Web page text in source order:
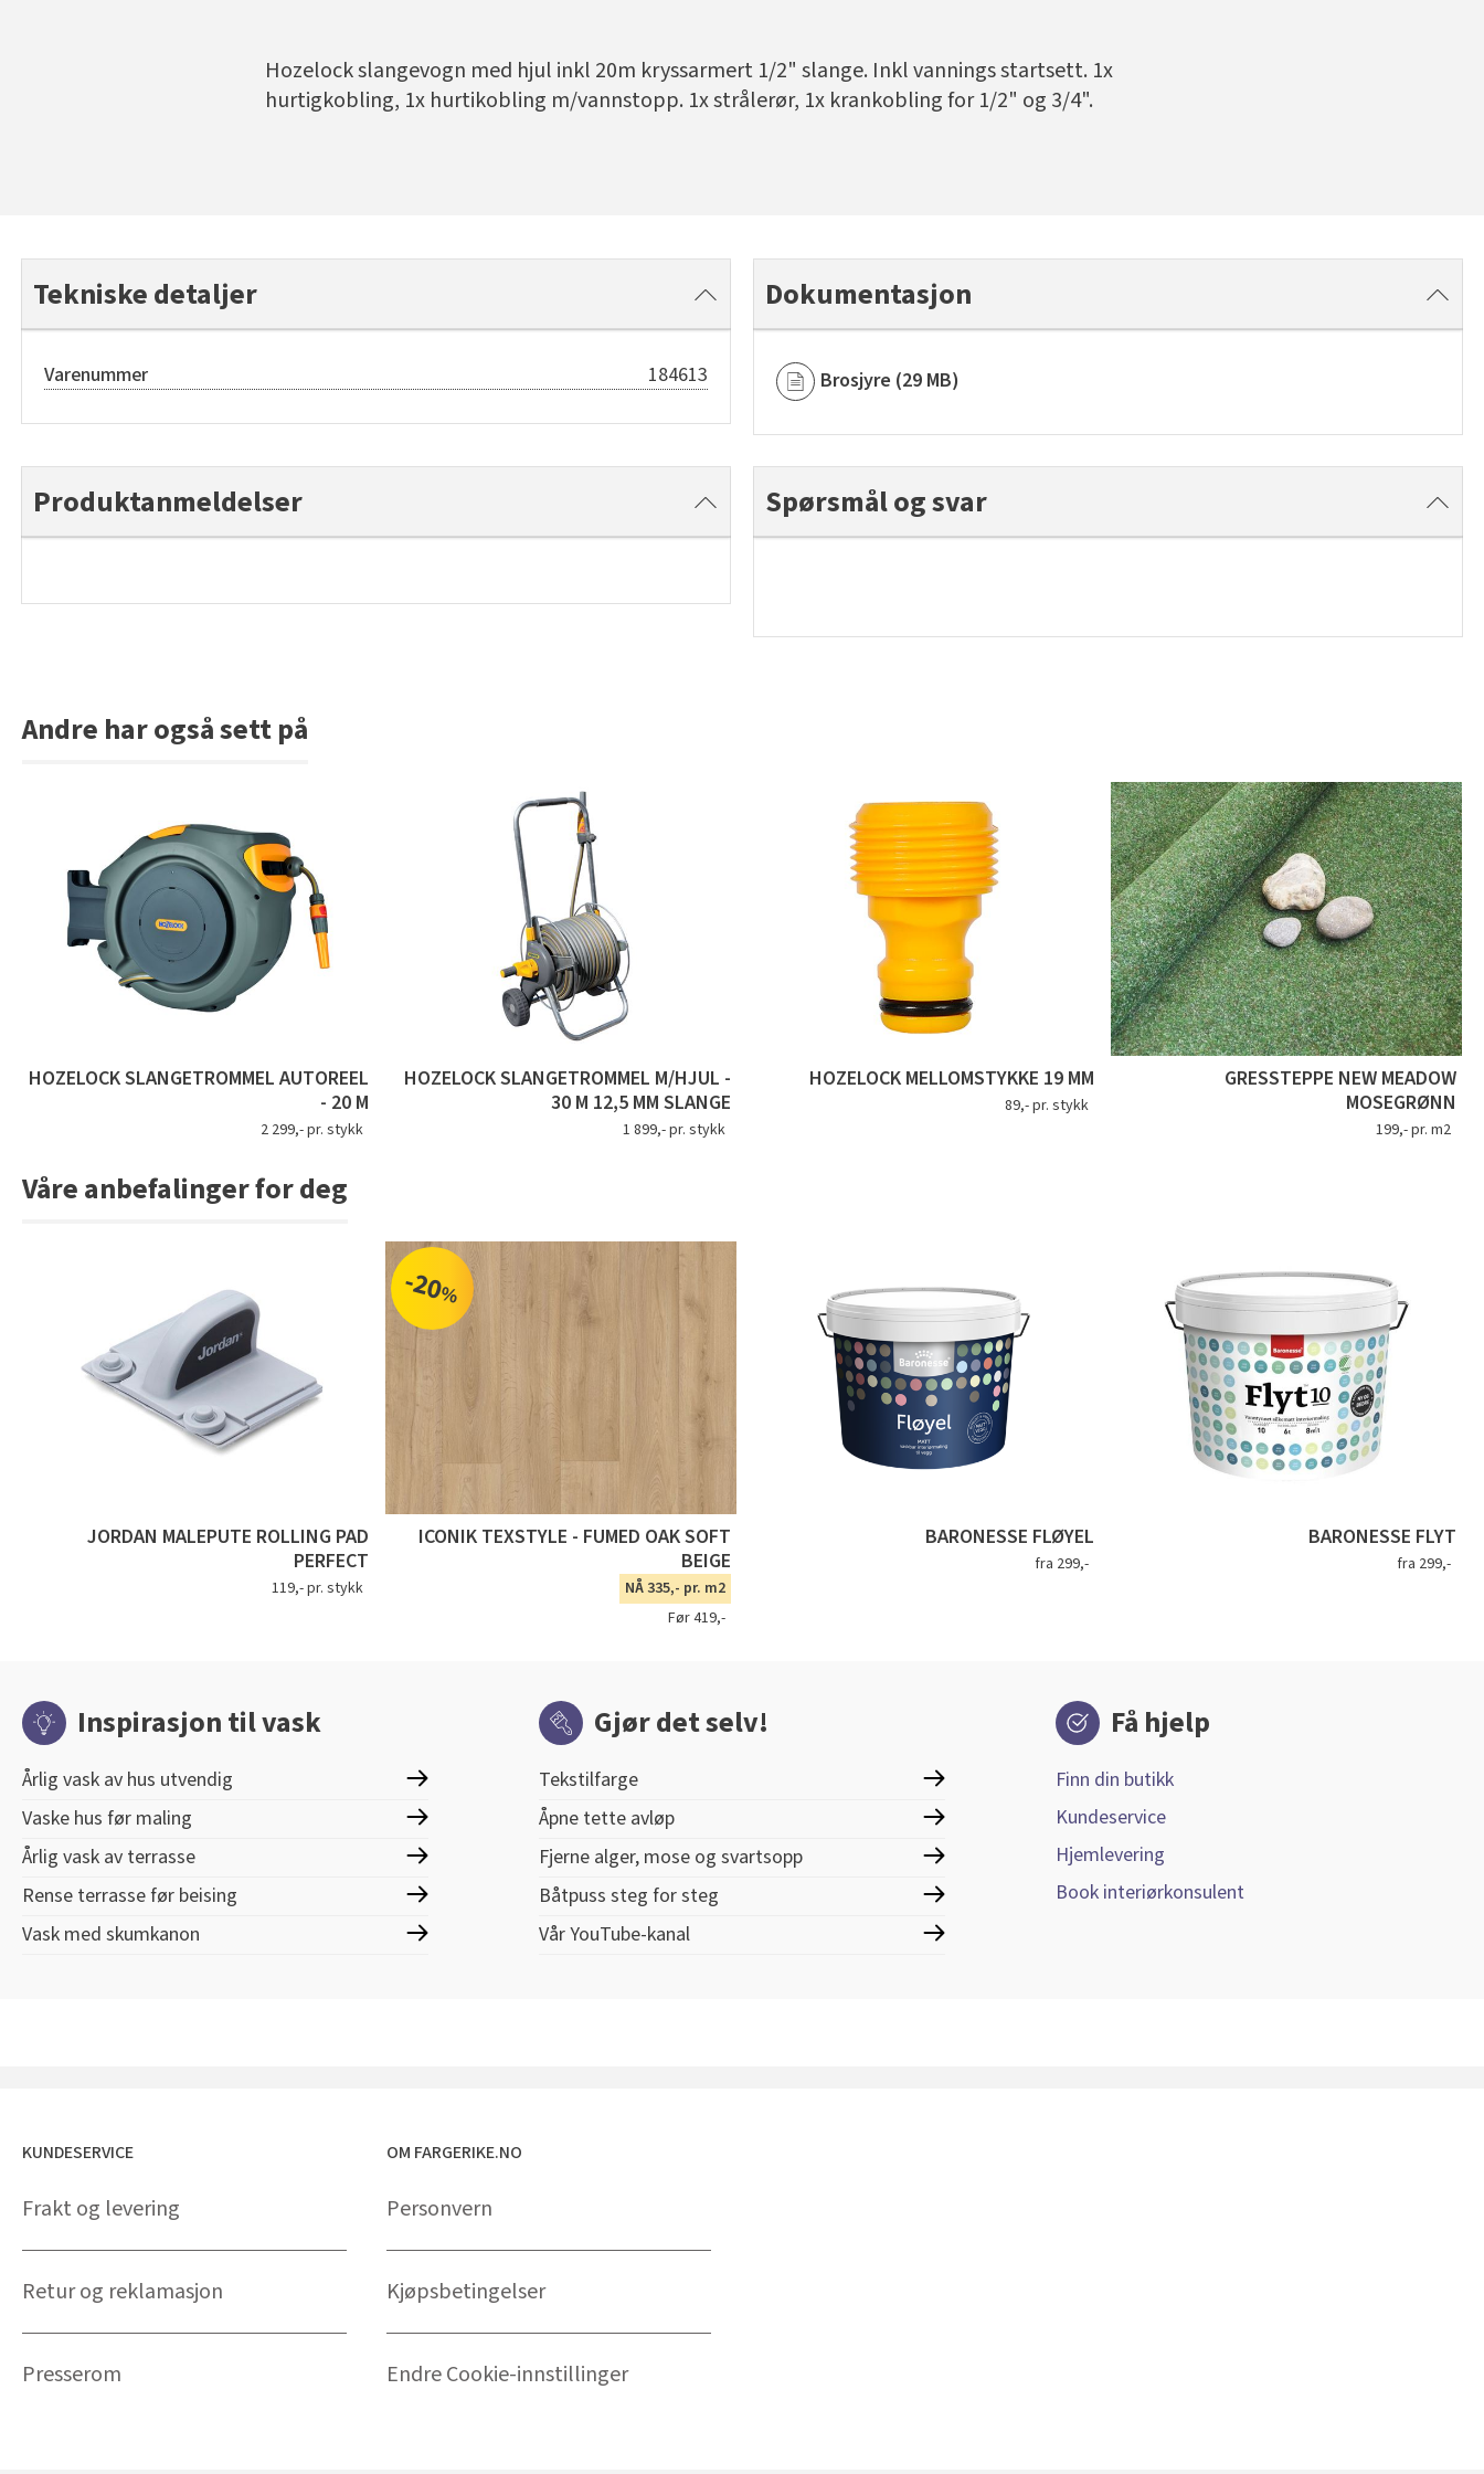
Hozelock slangevogn med hjul inkl 20m kryssarmert 1/2" slange. Inkl vannings startsett. 1x
hurtigkobling, 1x hurtikobling m/vannstopp. 1x strålerør, 1x krankobling for 1/2" og 3/4".
Tekniske detaljer
Varenummer 184613
Dokumentasjon
Brosjyre (29 MB)
Produktanmeldelser Spørsmål og svar
Andre har også sett på
HOZELOCK SLANGETROMMEL AUTOREEL
- 20 M
2 299,- pr. stykk
HOZELOCK SLANGETROMMEL M/HJUL -
30 M 12,5 MM SLANGE
1 899,- pr. stykk
HOZELOCK MELLOMSTYKKE 19 MM
89,- pr. stykk
GRESSTEPPE NEW MEADOW
MOSEGRØNN
199,- pr. m2
Våre anbefalinger for deg
JORDAN MALEPUTE ROLLING PAD
PERFECT
119,- pr. stykk
-20%
ICONIK TEXSTYLE - FUMED OAK SOFT
BEIGE
NÅ 335,- pr. m2
Før 419,-
BARONESSE FLØYEL
fra 299,-
BARONESSE FLYT
fra 299,-
Inspirasjon til vask
Årlig vask av hus utvendig
Vaske hus før maling
Årlig vask av terrasse
Rense terrasse før beising
Vask med skumkanon
Gjør det selv!
Tekstilfarge
Åpne tette avløp
Fjerne alger, mose og svartsopp
Båtpuss steg for steg
Vår YouTube-kanal
Få hjelp
Finn din butikk
Kundeservice
Hjemlevering
Book interiørkonsulent
KUNDESERVICE
Frakt og levering
Retur og reklamasjon
Presserom
OM FARGERIKE.NO
Personvern
Kjøpsbetingelser
Endre Cookie-innstillinger